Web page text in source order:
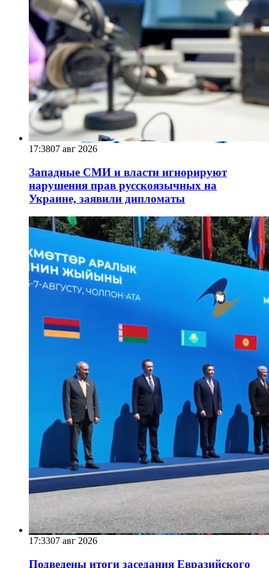
17:3807 авг 2026
Западные СМИ и власти игнорируют
нарушения прав русскоязычных на
Украине, заявили дипломаты
17:3307 авг 2026
Подведены итоги заседания Евразийского